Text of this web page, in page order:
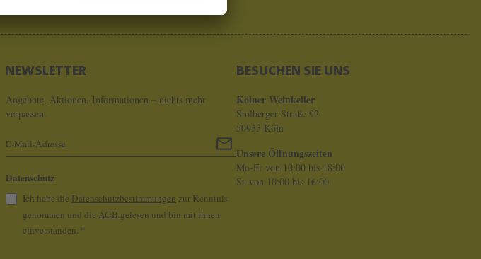
NEWSLETTER
Angebote, Aktionen, Informationen – nichts mehr
verpassen.
Datenschutz
Ich habe die Datenschutzbestimmungen zur Kenntnis
genommen und die AGB gelesen und bin mit ihnen
einverstanden. *
BESUCHEN SIE UNS
Kölner Weinkeller
Stolberger Straße 92
50933 Köln
Unsere Öffnungszeiten
Mo-Fr von 10:00 bis 18:00
Sa von 10:00 bis 16:00